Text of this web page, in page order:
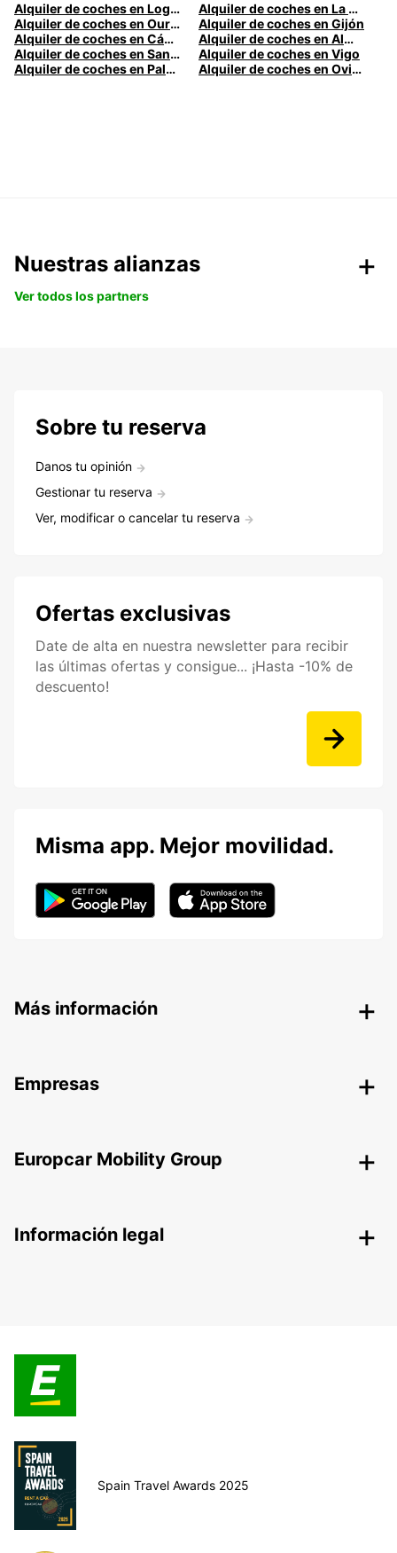
Alquiler de coches en Logroño
Alquiler de coches en La Coruña
Alquiler de coches en Ourense
Alquiler de coches en Gijón
Alquiler de coches en Cádiz
Alquiler de coches en Almería
Alquiler de coches en Santander
Alquiler de coches en Vigo
Alquiler de coches en Palma
Alquiler de coches en Oviedo
Nuestras alianzas
Ver todos los partners
Sobre tu reserva
Danos tu opinión
Gestionar tu reserva
Ver, modificar o cancelar tu reserva
Ofertas exclusivas
Date de alta en nuestra newsletter para recibir
las últimas ofertas y consigue... ¡Hasta -10% de
descuento!
Misma app. Mejor movilidad.
Más información
Empresas
Europcar Mobility Group
Información legal
Spain Travel Awards 2025